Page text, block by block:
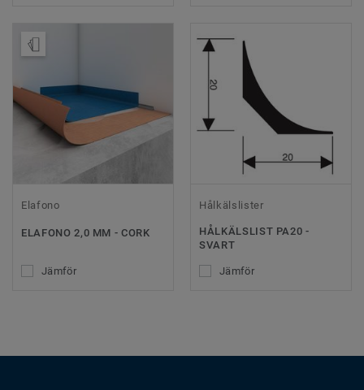
Elafono
ELAFONO 2,0 MM - CORK
Jämför
Hålkälslister
HÅLKÄLSLIST PA20 -
SVART
Jämför